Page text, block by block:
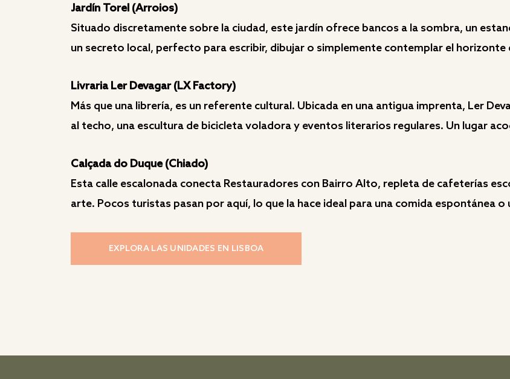
Jardín Torel (Arroios)
Situado discretamente sobre la ciudad, este jardín ofrece bancos a la sombra, un
un secreto local, perfecto para escribir, dibujar o simplemente contemplar el horizonte
Livraria Ler Devagar (LX Factory)
Más que una librería, es un referente cultural. Ubicada en una antigua imprenta, Ler
al techo, una escultura de bicicleta voladora y eventos literarios regulares. Un lugar
Calçada do Duque (Chiado)
Esta calle escalonada conecta Restauradores con Bairro Alto, repleta de cafeterías
arte. Pocos turistas pasan por aquí, lo que la hace ideal para una comida espontánea
EXPLORA LAS UNIDADES EN LISBOA